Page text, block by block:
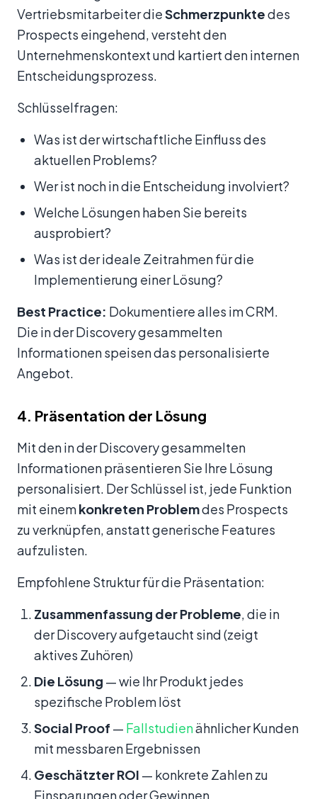
Vertriebsmitarbeiter dieSchmerzpunktedes
Prospects eingehend, versteht den
Unternehmenskontext und kartiert den internen
Entscheidungsprozess.
Schlüsselfragen:
Was ist der wirtschaftliche Einfluss des
aktuellen Problems?
Wer ist noch in die Entscheidung involviert?
Welche Lösungen haben Sie bereits
ausprobiert?
Was ist der ideale Zeitrahmen für die
Implementierung einer Lösung?
Best Practice: Dokumentiere alles im CRM.
Die in der Discovery gesammelten
Informationen speisen das personalisierte
Angebot.
4. Präsentation der Lösung
Mit den in der Discovery gesammelten
Informationen präsentieren Sie Ihre Lösung
personalisiert. Der Schlüssel ist, jede Funktion
mit einemkonkreten Problemdes Prospects
zu verknüpfen, anstatt generische Features
aufzulisten.
Empfohlene Struktur für die Präsentation:
Zusammenfassung der Probleme, die in
der Discovery aufgetaucht sind (zeigt
aktives Zuhören)
Die Lösung — wie Ihr Produkt jedes
spezifische Problem löst
Social Proof — Fallstudienähnlicher Kunden
mit messbaren Ergebnissen
Geschätzter ROI — konkrete Zahlen zu
Einsparungen oder Gewinnen